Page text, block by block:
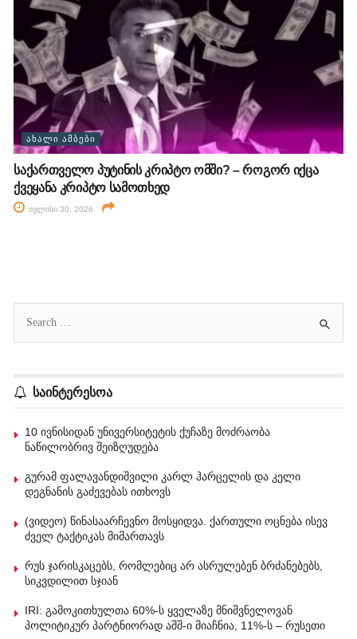
ᲐᲮᲐᲚᲘ ᲐᲛᲑᲔᲑᲘ
საქართველო პუტინის კრიპტო ომში? – როგორ იქცა
ქვეყანა კრიპტო სამოთხედ
ივლისი 30, 2026
საინტერესოა
10 ივნისიდან უნივერსიტეტის ქუჩაზე მოძრაობა
ნაწილობრივ შეიზღუდება
გურამ ფალავანდიშვილი კარლ ჰარცელის და კელი
დეგნანის გაძევებას ითხოვს
(ვიდეო) წინასაარჩევნო მოსყიდვა. ქართული ოცნება ისევ
ძველ ტაქტიკას მიმართავს
რუს ჯარისკაცებს, რომლებიც არ ასრულებენ ბრძანებებს,
სიკვდილით სჯიან
IRI: გამოკითხულთა 60%-ს ყველაზე მნიშვნელოვან
პოლიტიკურ პარტნიორად აშშ-ი მიაჩნია, 11%-ს – რუსეთი